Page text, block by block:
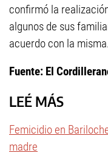
confirmó la
algunos de sus
acuerdo con la misma.
Fuente: El
LEÉ MÁS
Femicidio en
madre